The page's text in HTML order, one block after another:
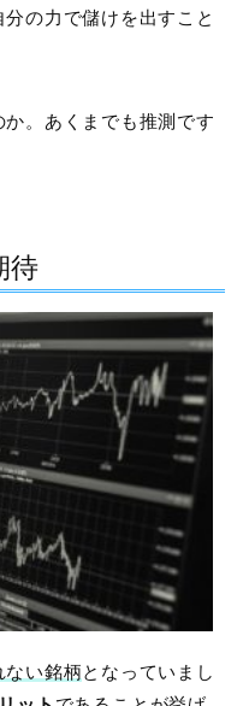
の力で儲けを出すこと
。あくまでも推測です
待
ない銘柄となっていまし